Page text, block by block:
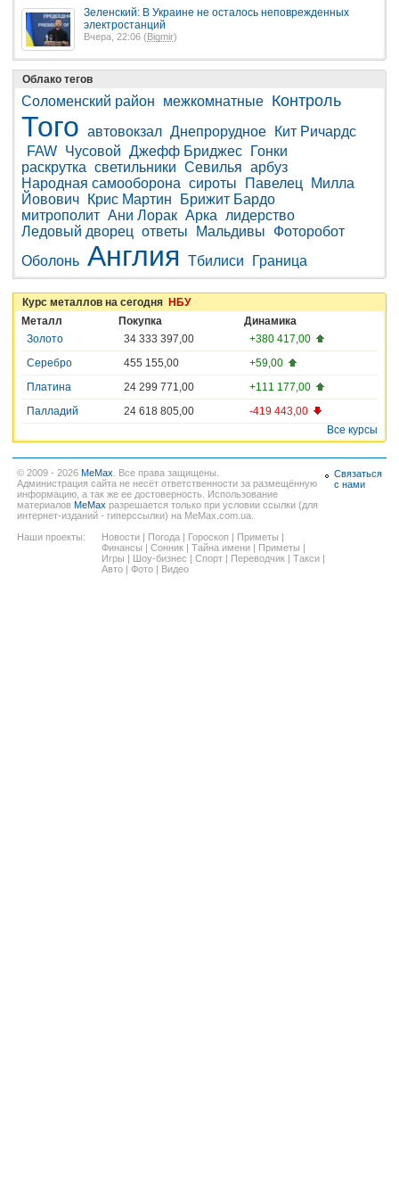
Зеленский: В Украине не осталось неповрежденных
электростанций
Вчера, 22:06 (Bigmir)
Облако тегов
Соломенский район межкомнатные Контроль
Того автовокзал Днепрорудное
Кит Ричардс
FAW Чусовой Джефф Бриджес
Гонки
раскрутка светильники Севилья арбуз
Народная самооборона сироты Павелец
Милла
Йовович
Крис Мартин
Брижит Бардо
митрополит Ани Лорак Арка
лидерство
Ледовый дворец ответы Мальдивы
Фоторобот
Оболонь Англия Тбилиси Граница
Курс металлов на сегодня НБУ
Металл
Покупка
Динамика
Золото
34 333 397,00
+380 417,00
Серебро
455 155,00
+59,00
Платина
24 299 771,00
+111 177,00
Палладий
24 618 805,00
-419 443,00
Все курсы
© 2009 - 2026 MeMax . Все права защищены.
Администрация сайта не несёт ответственности за размещённую
информацию, а так же ее достоверность. Использование
материалов MeMax разрешается только при условии ссылки (для
интернет-изданий - гиперссылки) на MeMax.com.ua.
Наши проекты:
Новости | Погода | Гороскоп | Приметы |
Финансы | Сонник | Тайна имени | Приметы |
Игры | Шоу-бизнес | Спорт | Переводчик | Такси |
Авто | Фото | Видео
Связаться
с нами